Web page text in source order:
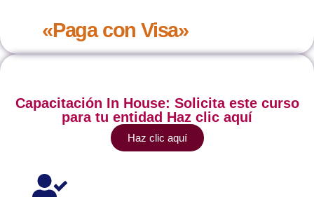
«Paga con Visa»
Capacitación In House: Solicita este curso
para tu entidad Haz clic aquí
Haz clic aquí